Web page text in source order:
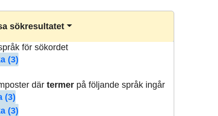
sökresultatet
för sökordet
(3)
därtermer på följande språk ingår
(3)
(3)